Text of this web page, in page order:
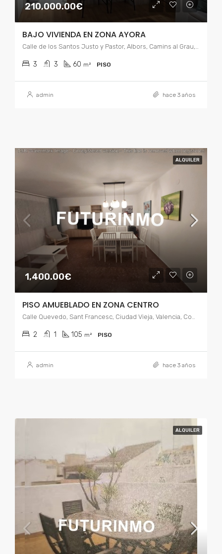
210,000.00€
BAJO VIVIENDA EN ZONA AYORA
Calle de los Santos Justo y Pastor, Albors, Camins al Grau, Valencia, Comarca de Valencia, Valencia, Comunidad Valenciana, 46021, España
3 3 60 m² PISO
admin hace 3 años
ALQUILER
1,400.00€
PISO AMUEBLADO EN ZONA CENTRO
Calle Quevedo, Sant Francesc, Ciudad Vieja, Valencia, Comarca de Valencia, Valencia, Comunidad Valenciana, 46001, España
2 1 105 m² PISO
admin hace 3 años
ALQUILER